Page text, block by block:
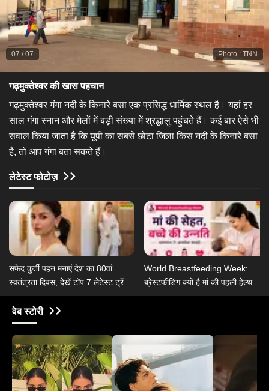
Photo : TNN
07 /07
गढ़मुक्तेश्वर की खास पहचान
गढ़मुक्तेश्वर गंगा नदी के किनारे बसा एक प्रसिद्ध धार्मिक स्थल है। यहां हर
साल गंगा स्नान और मेलों में बड़ी संख्या में श्रद्धालु पहुंचते हैं। कई बार ऐसे भी
सवाल किया जाता है कि यूपी का सबसे छोटा जिला किस नदी के किनारे बसा
है, तो आप गंगा बता सकते हैं।
लेटेस्ट फोटोज़
​सफेद कुर्ती पहन मनाएं देश का 80वां
स्वतंत्रता दिवस, देखें टॉप 7 लेटेस्ट ट्रेंडी
कुर्ती सलवार डिजाइन<em>​</em>​
World Breastfeeding Week:
ब्रेस्टफीडिंग क्यों है मां की पहली हेल्थ
थेरेपी, जानें ब्रेस्टफीडिंग के 6 हेल्थ
वेब स्टोरी